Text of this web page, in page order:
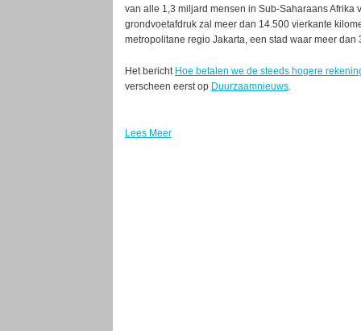
van alle 1,3 miljard mensen in Sub-Saharaans Afrika
grondvoetafdruk zal meer dan 14.500 vierkante
metropolitane regio Jakarta, een stad waar meer dan
Het bericht Hoe betalen we de steeds hogere
verscheen eerst op Duurzaamnieuws.
Lees Meer